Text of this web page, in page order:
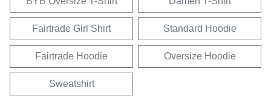
Fairtrade Girl Shirt Standard Hoodie
Fairtrade Hoodie Oversize Hoodie
Sweatshirt